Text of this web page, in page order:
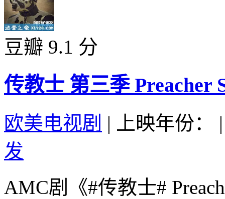
豆瓣 9.1 分
传教士 第三季 Preacher
欧美电视剧 | 上映年份：
|
发
AMC剧《#传教士#